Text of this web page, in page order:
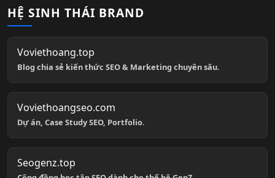
HỆ SINH THÁI BRAND
Voviethoang.top
Blog chia sẻ kiến thức SEO & Marketing chuyên sâu.
Voviethoangseo.com
Dự án, Case Study SEO, Portfolio.
Seogenz.top